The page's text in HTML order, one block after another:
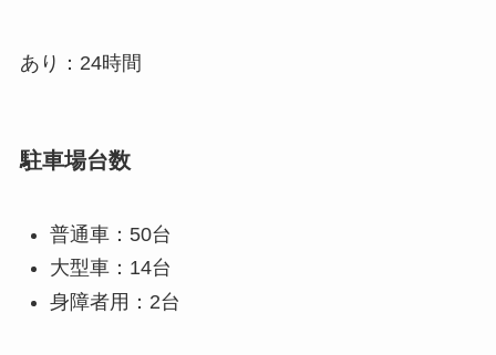
あり：24時間
駐車場台数
普通車：50台
大型車：14台
身障者用：2台